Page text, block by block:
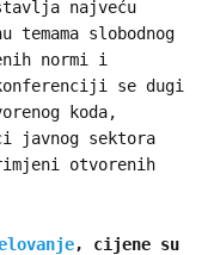
najveću
temama slobodnog
normi i
se dugi
koda,
javnog sektora
otvorenih
, cijene su